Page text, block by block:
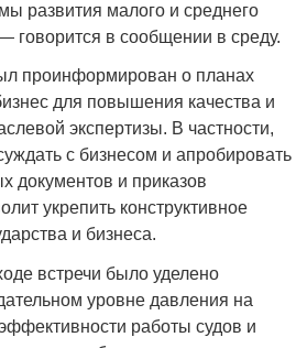
развития малого и среднего
говорится в сообщении в среду.
проинформирован о планах
для повышения качества и
экспертизы. В частности,
с бизнесом и апробировать
документов и приказов
укрепить конструктивное
и бизнеса.
встречи было уделено
уровне давления на
работы судов и